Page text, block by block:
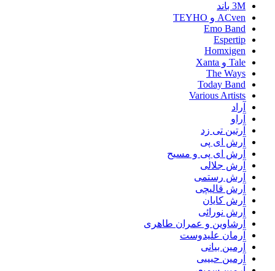
3M باند
ACven و TEYHO
Emo Band
Espertip
Homxigen
Tale و Xanta
The Ways
Today Band
Various Artists
آراد
آراو
آرتین تی زد
آرش ای پی
آرش ای پی و مسیح
آرش جلالی
آرش رستمی
آرش قالیچی
آرش کایان
آرش نورائی
آرشاوین و عمران طاهری
آرمان علیدوست
آرمین بیانی
آرمین حبیبی